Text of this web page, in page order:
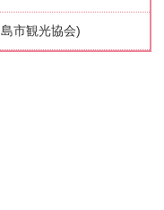
市観光協会)